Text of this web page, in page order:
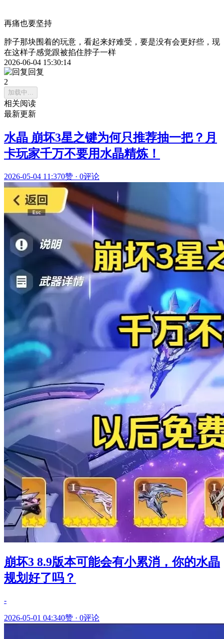
再痛也要坚持
脖子那块围着的玩意，看起来好难受，要是没有会更好些，现
在这样子感觉跟被掐住脖子一样
2026-06-04 15:30:14
回复
2
加载中...
相关阅读
最新更新
水晶 崩坏3星之键为何只推荐抽一把？月
卡玩家千万不要用水晶精炼！
2026-05-04 11:370赞 · 0评论
崩坏3 8.9版本可能会有小累消，你的水晶
规划好了吗？
-
2026-05-01 04:340赞 · 0评论